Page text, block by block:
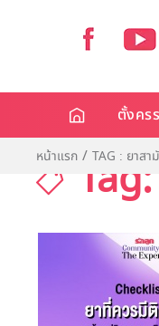
ตั้งคร
หน้าแรก TAG : ยาสา